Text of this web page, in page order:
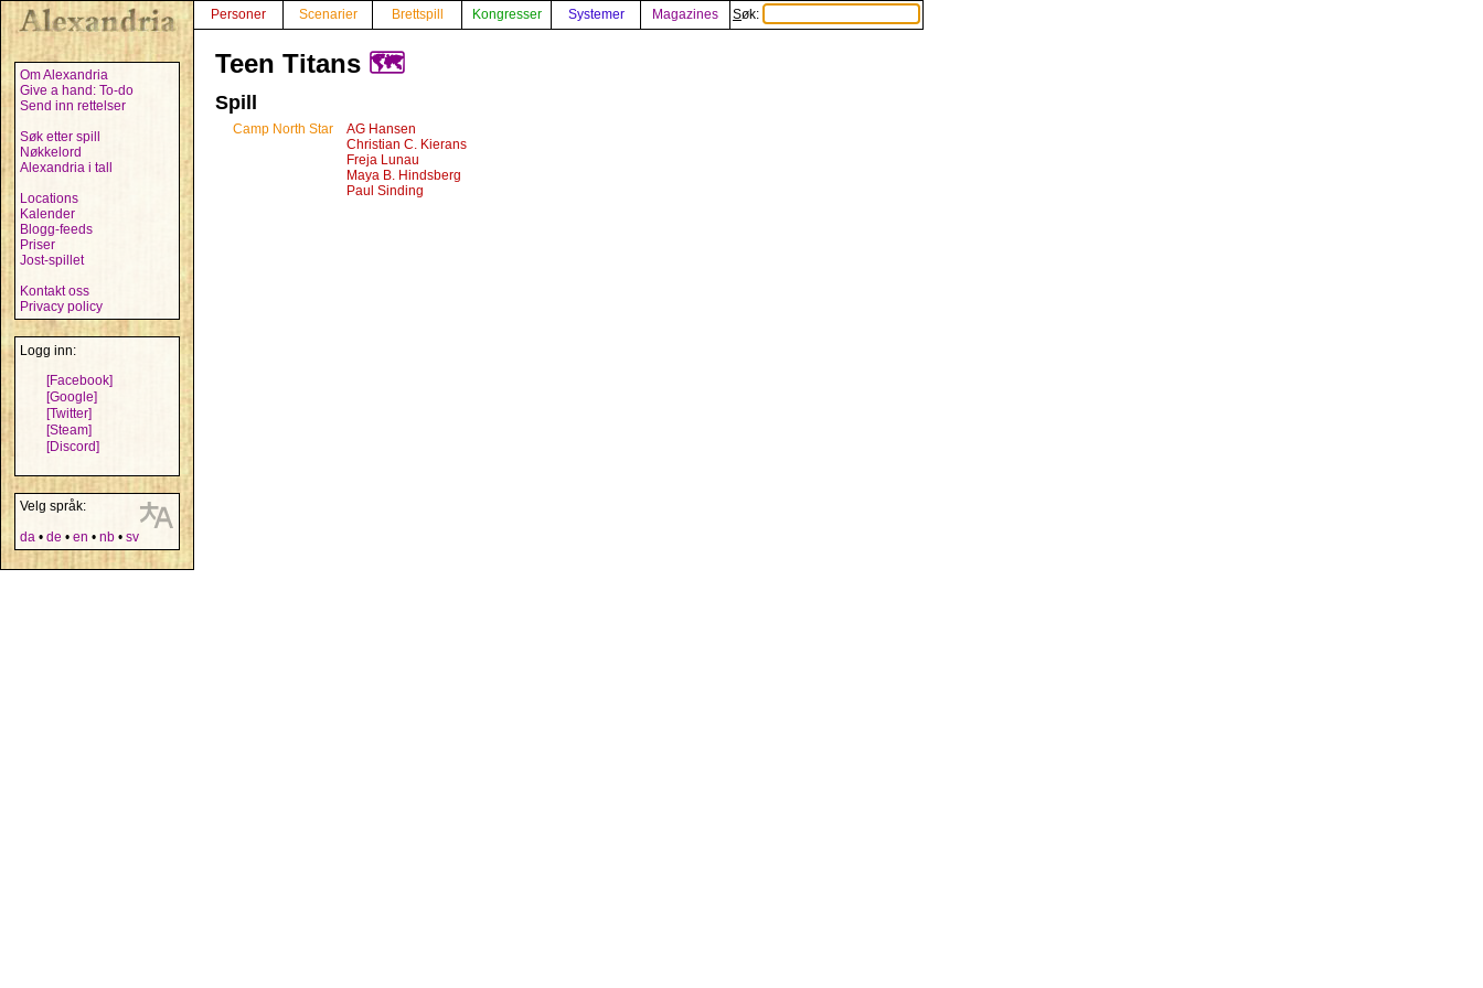
Om Alexandria
Give a hand: To-do
Send inn rettelser
Søk etter spill
Nøkkelord
Alexandria i tall
Locations
Kalender
Blogg-feeds
Priser
Jost-spillet
Kontakt oss
Privacy policy
Logg inn:
[Facebook]
[Google]
[Twitter]
[Steam]
[Discord]
Velg språk:
da • de • en • nb • sv
Personer Scenarier Brettspill Kongresser Systemer Magazines Søk:
Teen Titans 🗺️
Spill
Camp North Star
AG Hansen
Christian C. Kierans
Freja Lunau
Maya B. Hindsberg
Paul Sinding